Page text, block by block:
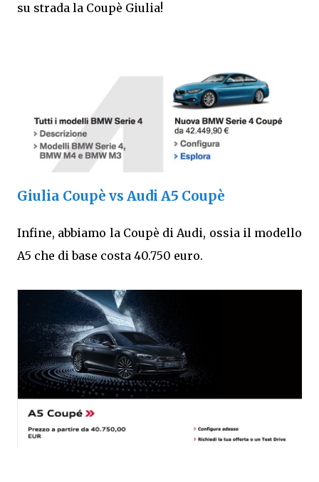
su strada la Coupè Giulia!
Giulia Coupè vs Audi A5 Coupè
Infine, abbiamo la Coupè di Audi, ossia il modello
A5 che di base costa 40.750 euro.